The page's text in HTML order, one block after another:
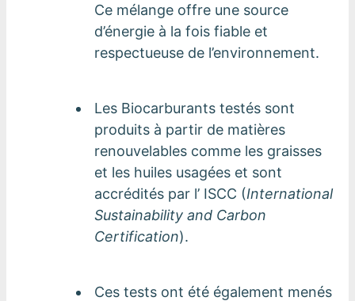
Ce mélange offre une source
d’énergie à la fois fiable et
respectueuse de l’environnement.
Les Biocarburants testés sont
produits à partir de matières
renouvelables comme les graisses
et les huiles usagées et sont
accrédités par l’ ISCC (International
Sustainability and Carbon
Certification).
Ces tests ont été également menés